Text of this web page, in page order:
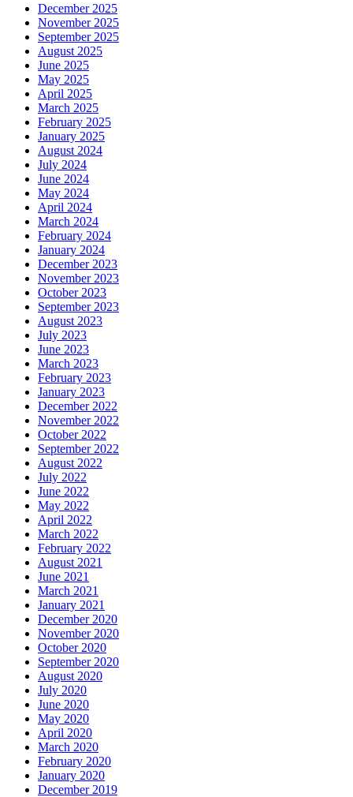
December 2025
November 2025
September 2025
August 2025
June 2025
May 2025
April 2025
March 2025
February 2025
January 2025
August 2024
July 2024
June 2024
May 2024
April 2024
March 2024
February 2024
January 2024
December 2023
November 2023
October 2023
September 2023
August 2023
July 2023
June 2023
March 2023
February 2023
January 2023
December 2022
November 2022
October 2022
September 2022
August 2022
July 2022
June 2022
May 2022
April 2022
March 2022
February 2022
August 2021
June 2021
March 2021
January 2021
December 2020
November 2020
October 2020
September 2020
August 2020
July 2020
June 2020
May 2020
April 2020
March 2020
February 2020
January 2020
December 2019